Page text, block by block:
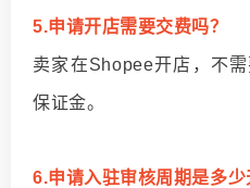
5.申请开店需要交费吗？
卖家在Shopee开店，不
保证金。
6.申请入驻审核周期是多少